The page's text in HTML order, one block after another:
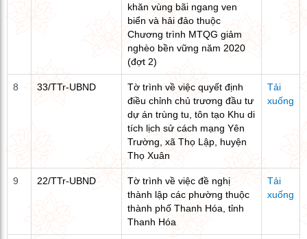
khăn vùng bãi ngang ven
biển và hải đảo thuộc
Chương trình MTQG giảm
nghèo bền vững năm 2020
(đợt 2)
8 33/TTr-UBND
Tờ trình về việc quyết định
điều chỉnh chủ trương đầu tư
dự án trùng tu, tôn tạo Khu di
tích lịch sử cách mạng Yên
Trường, xã Thọ Lập, huyện
Thọ Xuân
Tải
xuống
9 22/TTr-UBND
Tờ trình về việc đề nghị
thành lập các phường thuộc
thành phố Thanh Hóa, tỉnh
Thanh Hóa
Tải
xuống